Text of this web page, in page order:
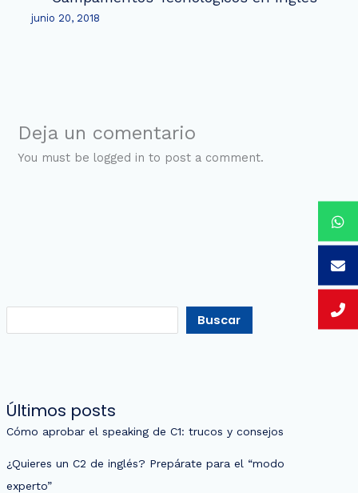
junio 20, 2018
Deja un comentario
You must be logged in to post a comment.
Buscar
Últimos posts
Cómo aprobar el speaking de C1: trucos y consejos
¿Quieres un C2 de inglés? Prepárate para el “modo
experto”